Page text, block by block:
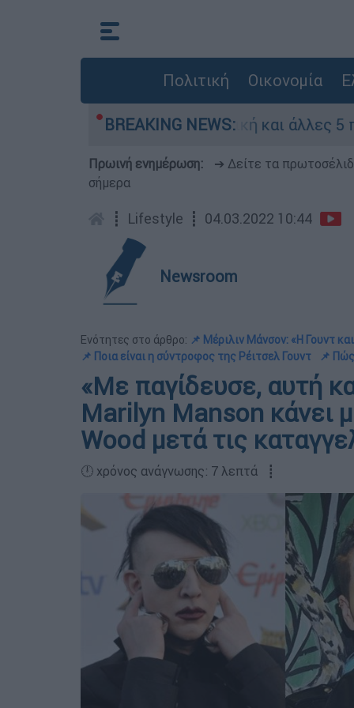
Πολιτική Οικονομία
BREAKING NEWS:
Red Code η Αττική και άλλες 5 περιοχές
Πρωινή ενημέρωση:
➔ Δείτε τα
σήμερα
┋ Lifestyle ┋ 04.03.2022 10:44
Newsroom
Ενότητες στο άρθρο: 📌 Μέριλιν Μάνσον: «Η Γουντ
📌 Ποια είναι η σύντροφος της Ρέιτσελ Γουντ
📌
«Με παγίδευσε, αυτή
Marilyn Manson κάνει
Wood μετά τις
🕛 χρόνος ανάγνωσης: 7 λεπτά ┋